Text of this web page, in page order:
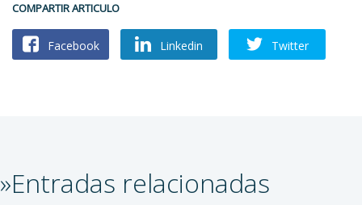
COMPARTIR ARTICULO
Facebook Linkedin Twitter
»Entradas relacionadas